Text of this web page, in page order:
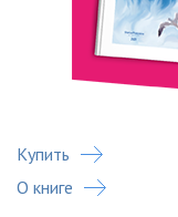
Купить
О книге